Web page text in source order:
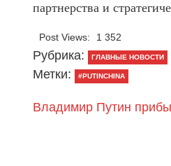
партнерства и
Post Views: 1 352
Рубрика: ГЛАВНЫЕ НОВОСТИ
Метки: #PUTINCHINA
Владимир Путин